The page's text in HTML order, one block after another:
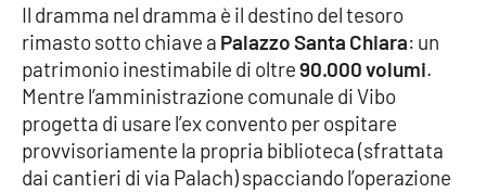
Ilreggino.it
Cosenzachannel.it
Ilvibonese.it
Il dramma nel dramma è il destino del tesoro
rimasto sotto chiave a Palazzo Santa Chiara: un
patrimonio inestimabile di oltre90.000 volumi.
Mentre l’amministrazione comunale di Vibo
progetta di usare l’ex convento per ospitare
provvisoriamente la propria biblioteca (sfrattata
dai cantieri di via Palach) spacciando l’operazione